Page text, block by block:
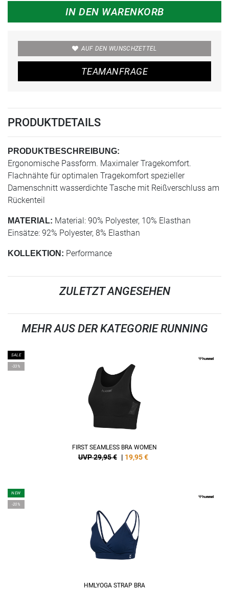
IN DEN WARENKORB
AUF DEN WUNSCHZETTEL
TEAMANFRAGE
PRODUKTDETAILS
PRODUKTBESCHREIBUNG:
Ergonomische Passform. Maximaler Tragekomfort.
Flachnähte für optimalen Tragekomfort spezieller
Damenschnitt wasserdichte Tasche mit Reißverschluss am
Rückenteil
MATERIAL: Material: 90% Polyester, 10% Elasthan
Einsätze: 92% Polyester, 8% Elasthan
KOLLEKTION: Performance
ZULETZT ANGESEHEN
MEHR AUS DER KATEGORIE RUNNING
SALE
-33%
FIRST SEAMLESS BRA WOMEN
UVP 29,95 € | 19,95€
NEW
-20%
HMLYOGA STRAP BRA